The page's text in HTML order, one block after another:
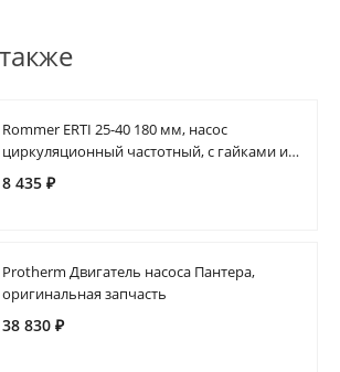
Rommer ERTI 25-40 180 мм, насос
циркуляционный частотный, с гайками и
теплоизоляцией
8 435 ₽
Protherm Двигатель насоса Пантера,
оригинальная запчасть
38 830 ₽